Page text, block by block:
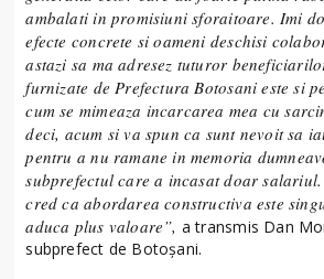
ambalati in promisiuni sforaitoare. Imi
efecte concrete si oameni deschisi
astazi sa ma adresez tuturor
furnizate de Prefectura Botosani este si
cum se mimeaza incarcarea mea cu
deci, acum si va spun ca sunt nevoit sa
pentru a nu ramane in memoria
subprefectul care a incasat doar
cred ca abordarea constructiva este
aduca plus valoare”, a transmis Dan
subprefect de Botoșani.